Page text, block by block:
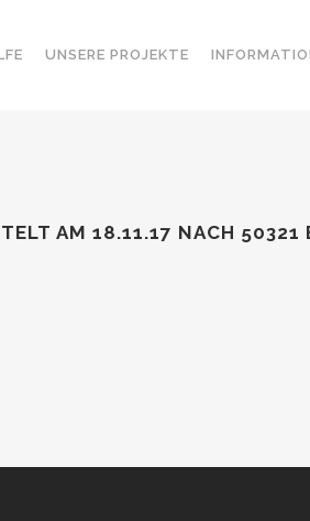
UNSERE PROJEKTE
AM 18.11.17 NACH 50321